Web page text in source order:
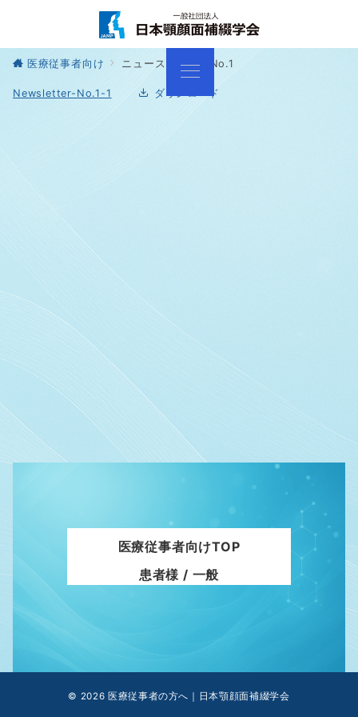
医療従事者向け ニュースレター No.1
Newsletter-No.1-1 ダウンロード
医療従事者向けTOP
患者様 / 一般
© 2026 医療従事者の方へ｜日本顎顔面補綴学会